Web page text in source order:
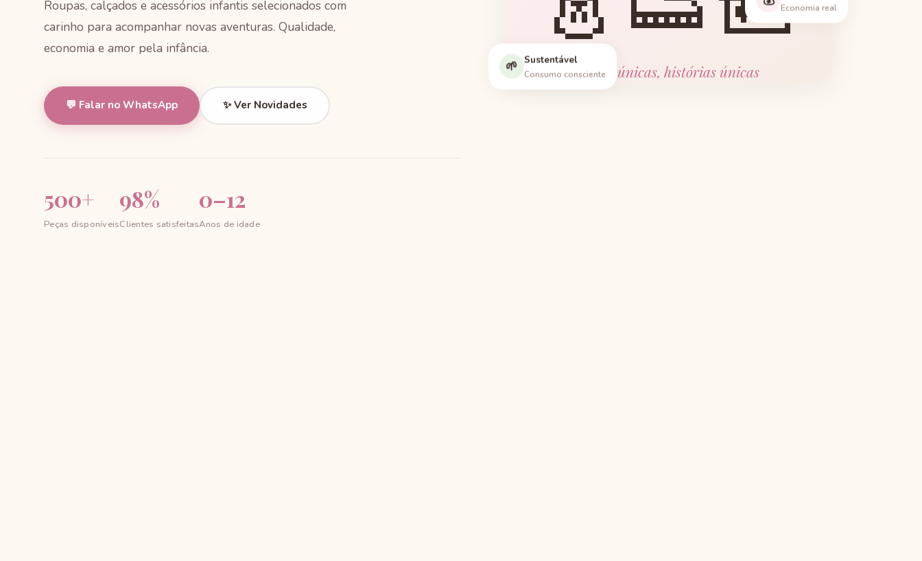
Roupas, calçados e acessórios infantis selecionados com
carinho para acompanhar novas aventuras. Qualidade,
economia e amor pela infância.
💬 Falar no WhatsApp ✨ Ver Novidades
500+
Peças disponíveis
98%
Clientes satisfeitas
0–12
Anos de idade
Peças únicas, histórias únicas
🌱 Sustentável
Consumo consciente
Economia real